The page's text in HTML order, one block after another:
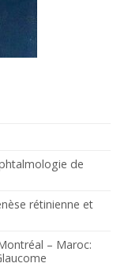
de
rétinienne et
– Maroc: